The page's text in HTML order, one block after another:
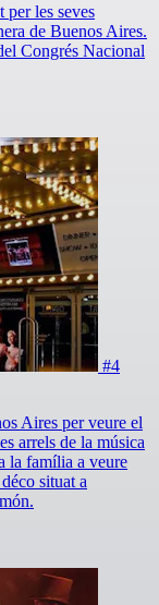
per les seves
de Buenos Aires.
Congrés Nacional
#4
Aires per veure el
arrels de la música
la família a veure
situat a